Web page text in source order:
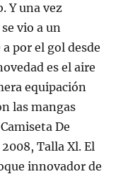
Y una vez
vio a un
por el gol desde
es el aire
equipación
las mangas
De
Talla Xl. El
innovador de